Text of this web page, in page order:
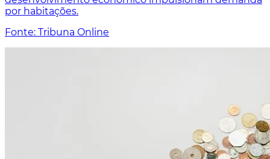
por habitações.
Fonte: Tribuna Online